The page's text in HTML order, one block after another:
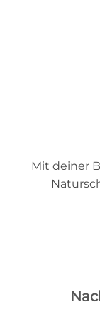
Mit deiner